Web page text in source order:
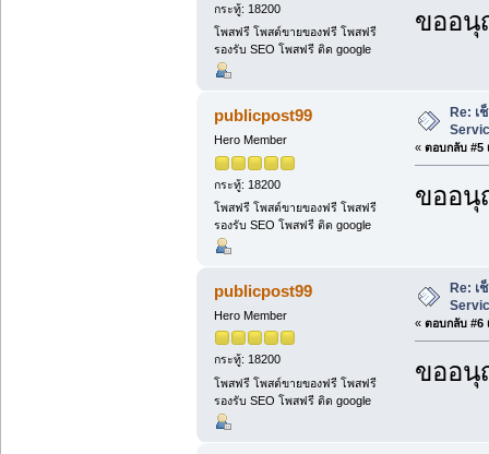
กระทู้: 18200
โพสฟรี โพสต์ขายของฟรี โพสฟรี
รองรับ SEO โพสฟรี ติด google
ขออนุ
publicpost99
Hero Member
กระทู้: 18200
โพสฟรี โพสต์ขายของฟรี โพสฟรี
รองรับ SEO โพสฟรี ติด google
Re: เ
« ตอบกลับ #5
ขออนุ
publicpost99
Hero Member
กระทู้: 18200
โพสฟรี โพสต์ขายของฟรี โพสฟรี
รองรับ SEO โพสฟรี ติด google
Re: เ
« ตอบกลับ #6
ขออนุ